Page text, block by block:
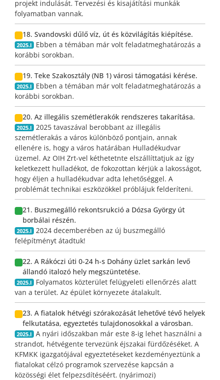
projekt indulását. Tervezési és kisajátítási munkák
folyamatban vannak.
18. Svandovski dűlő víz, út és közvilágítás kiépítése.
2025.I
Ebben a témában már volt feladatmeghatározás a
korábbi sorokban.
19. Teke Szakosztály (NB 1) városi támogatási kérése.
2025.I
Ebben a témában már volt feladatmeghatározás a
korábbi sorokban.
20. Az illegális szemétlerakók rendszeres takarítása.
2025.I
2025 tavaszával berobbant az illegális
szemétlerakás a város különböző pontjain, annak
ellenére is, hogy a város határában Hulladékudvar
üzemel. Az OIH Zrt-vel kéthetetnte elszállíttatjuk az így
keletkezett hulladékot, de fokozottan kérjük a lakosságot,
hogy éljen a hulladékudvar adta lehetőséggel. A
problémát technikai eszközökkel próblájuk felderíteni.
21. Buszmegálló rekontsrukció a Dózsa György út
borbálai részén.
2025.I
2024 decemberében az új buszmegálló
felépítményt átadtuk!
22. A Rákóczi úti 0-24 h-s Dohány üzlet sarkán levő
állandó italozó hely megszüntetése.
2025.I
Folyamatos közterület felügyeleti ellenőrzés alatt
van a terület. Az épület környezete átalakult.
23. A fiatalok hétvégi szórakozását lehetővé tévő helyek
felkutatása, egyeztetés tulajdonosokkal a városban.
2025.I
A nyári időszakban már este 8-ig lehet használni a
strandot, hétvégente tervezünk éjszakai fürdőzéséket. A
KFMKK igazgatójával egyeztetéseket kezdeményeztünk a
fiatalokat célzó programok szervezése kapcsán a
közösségi élet felpezsdítéséért. (nyárimozi)